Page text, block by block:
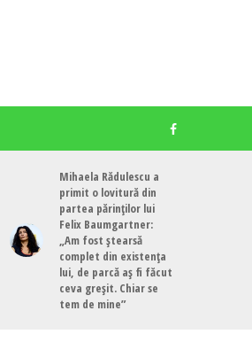
Mihaela Rădulescu a
primit o lovitură din
partea părinților lui
Felix Baumgartner:
„Am fost ștearsă
complet din existența
lui, de parcă aș fi făcut
ceva greșit. Chiar se
tem de mine”